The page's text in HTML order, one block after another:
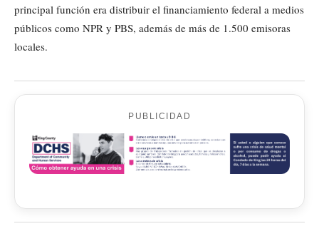
principal función era distribuir el financiamiento federal a medios
públicos como NPR y PBS, además de más de 1.500 emisoras
locales.
PUBLICIDAD